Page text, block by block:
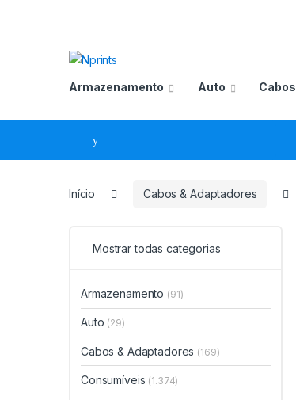
para
para
Armazenamento Auto Cabos
Início Cabos & Adaptadores
Mostrar todas categorias
Armazenamento (91)
Auto (29)
Cabos & Adaptadores (169)
Consumíveis (1.374)